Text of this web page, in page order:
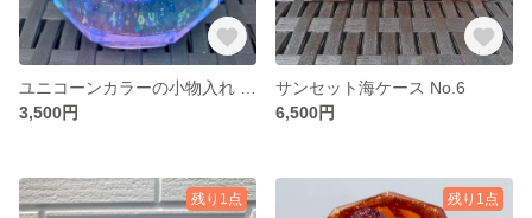
3,500円
サンセット海ケース No.6
6,500円
残り1点 残り1点